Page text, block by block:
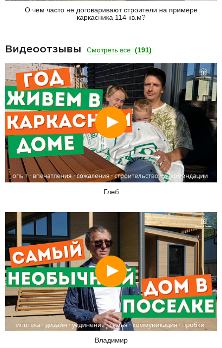
О чем часто не договаривают строители на примере
каркасника 114 кв.м?
Видеоотзывы Смотреть все (191)
Смотреть
Глеб
Смотреть
Владимир